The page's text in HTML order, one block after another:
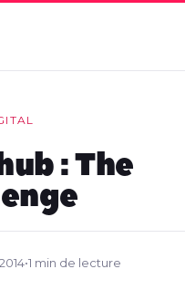
: The
•1 min de lecture